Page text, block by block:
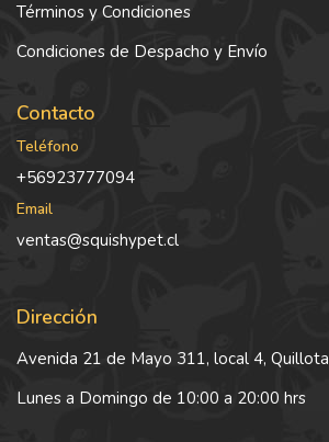
Términos y Condiciones
Condiciones de Despacho y Envío
Contacto
Teléfono
+56923777094
Email
ventas@squishypet.cl
Dirección
Avenida 21 de Mayo 311, local 4, Quillota
Lunes a Domingo de 10:00 a 20:00 hrs